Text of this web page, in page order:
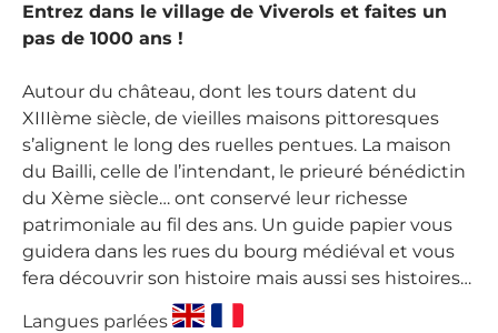
Entrez dans le village de Viverols et faites un
pas de 1000 ans !
Autour du château, dont les tours datent du
XIIIème siècle, de vieilles maisons pittoresques
s’alignent le long des ruelles pentues. La maison
du Bailli, celle de l’intendant, le prieuré bénédictin
du Xème siècle… ont conservé leur richesse
patrimoniale au fil des ans. Un guide papier vous
guidera dans les rues du bourg médiéval et vous
fera découvrir son histoire mais aussi ses histoires…
Langues parlées